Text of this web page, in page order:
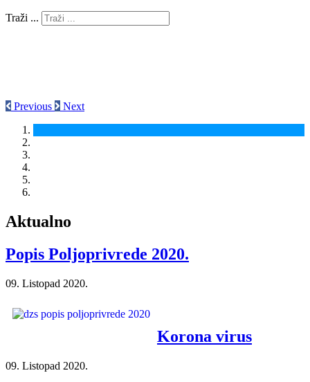
Traži ...
Previous Next
Aktualno
Popis Poljoprivrede 2020.
09. Listopad 2020.
Korona virus
09. Listopad 2020.